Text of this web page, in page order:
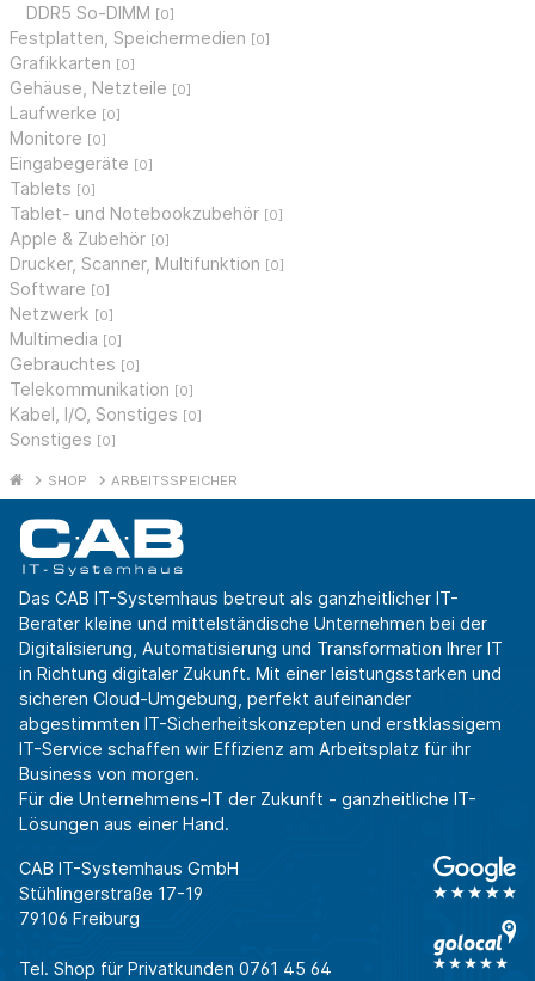
DDR5 So-DIMM [0]
Festplatten, Speichermedien [0]
Grafikkarten [0]
Gehäuse, Netzteile [0]
Laufwerke [0]
Monitore [0]
Eingabegeräte [0]
Tablets [0]
Tablet- und Notebookzubehör [0]
Apple & Zubehör [0]
Drucker, Scanner, Multifunktion [0]
Software [0]
Netzwerk [0]
Multimedia [0]
Gebrauchtes [0]
Telekommunikation [0]
Kabel, I/O, Sonstiges [0]
Sonstiges [0]
SHOP ARBEITSSPEICHER
Das CAB IT-Systemhaus betreut als ganzheitlicher IT-
Berater kleine und mittelständische Unternehmen bei der
Digitalisierung, Automatisierung und Transformation Ihrer IT
in Richtung digitaler Zukunft. Mit einer leistungsstarken und
sicheren Cloud-Umgebung, perfekt aufeinander
abgestimmten IT-Sicherheitskonzepten und erstklassigem
IT-Service schaffen wir Effizienz am Arbeitsplatz für ihr
Business von morgen.
Für die Unternehmens-IT der Zukunft - ganzheitliche IT-
Lösungen aus einer Hand.
CAB IT-Systemhaus GmbH
Stühlingerstraße 17-19
79106 Freiburg
Tel. Shop für Privatkunden 0761 45 64